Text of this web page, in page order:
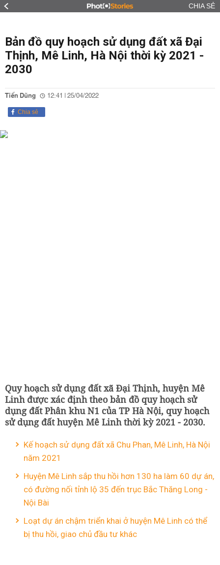
CHIA SẺ
Bản đồ quy hoạch sử dụng đất xã Đại
Thịnh, Mê Linh, Hà Nội thời kỳ 2021 -
2030
Tiến Dũng 12:41 | 25/04/2022
Chia sẻ
Quy hoạch sử dụng đất xã Đại Thịnh, huyện Mê
Linh được xác định theo bản đồ quy hoạch sử
dụng đất Phân khu N1 của TP Hà Nội, quy hoạch
sử dụng đất huyện Mê Linh thời kỳ 2021 - 2030.
Kế hoạch sử dụng đất xã Chu Phan, Mê Linh, Hà Nội
năm 2021
Huyện Mê Linh sắp thu hồi hơn 130 ha làm 60 dự án,
có đường nối tỉnh lộ 35 đến trục Bắc Thăng Long -
Nội Bài
Loạt dự án chậm triển khai ở huyện Mê Linh có thể
bị thu hồi, giao chủ đầu tư khác